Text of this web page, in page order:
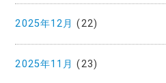
2025年12月 (22)
2025年11月 (23)